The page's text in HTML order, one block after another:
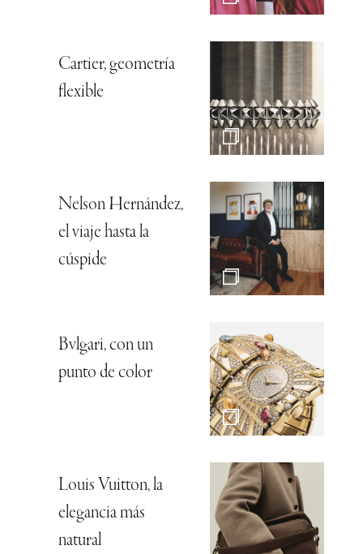
Cartier, geometría
flexible
Nelson Hernández,
el viaje hasta la
cúspide
Bvlgari, con un
punto de color
Louis Vuitton, la
elegancia más
natural